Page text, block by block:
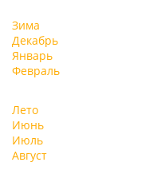
Зима
Декабрь
Январь
Февраль
Лето
Июнь
Июль
Август